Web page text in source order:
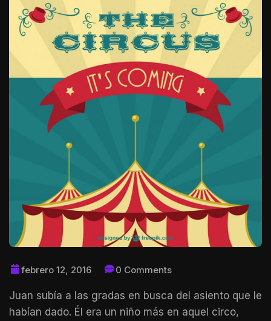
febrero 12, 2016 0 Comments
Juan subía a las gradas en busca del asiento que le
habían dado. Él era un niño más en aquel circo,